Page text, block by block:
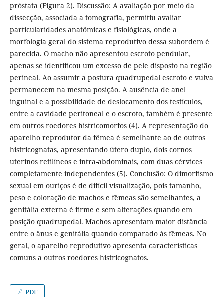
próstata (Figura 2). Discussão: A avaliação por meio da
dissecção, associada a tomografia, permitiu avaliar
particularidades anatômicas e fisiológicas, onde a
morfologia geral do sistema reprodutivo dessa subordem é
parecida. O macho não apresentou escroto pendular,
apenas se identificou um excesso de pele disposto na região
perineal. Ao assumir a postura quadrupedal escroto e vulva
permanecem na mesma posição. A ausência de anel
inguinal e a possibilidade de deslocamento dos testículos,
entre a cavidade peritoneal e o escroto, também é presente
em outros roedores histricomorfos (4). A representação do
aparelho reprodutor da fêmea é semelhante ao de outros
histricognatas, apresentando útero duplo, dois cornos
uterinos retilíneos e intra-abdominais, com duas cérvices
completamente independentes (5). Conclusão: O dimorfismo
sexual em ouriços é de difícil visualização, pois tamanho,
peso e coloração de machos e fêmeas são semelhantes, a
genitália externa é firme e sem alterações quando em
posição quadrupedal. Machos apresentam maior distância
entre o ânus e genitália quando comparado às fêmeas. No
geral, o aparelho reprodutivo apresenta características
comuns a outros roedores histricognatos.
PDF